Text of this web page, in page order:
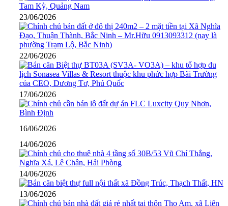
23/06/2026
22/06/2026
17/06/2026
16/06/2026
14/06/2026
14/06/2026
13/06/2026